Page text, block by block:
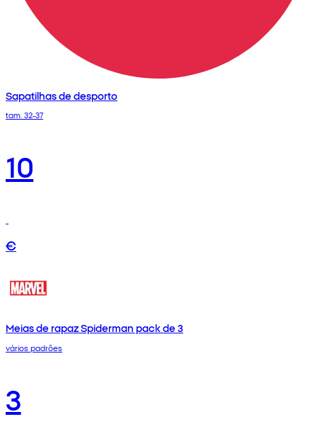
Sapatilhas de desporto
tam. 32-37
10
€
Meias de rapaz Spiderman pack de 3
vários padrões
3